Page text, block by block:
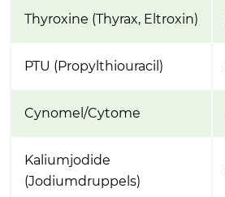
Thyroxine (Thyrax, Eltroxin)
PTU (Propylthiouracil)
Cynomel/Cytome
Kaliumjodide
(Jodiumdruppels)